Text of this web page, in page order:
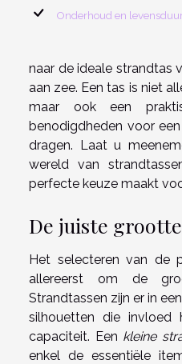
Onderhoud en
naar de ideale strandtas
aan zee. Een tas is niet
maar ook een
benodigdheden voor
dragen. Laat u
wereld van
perfecte keuze maakt
De juiste
Het selecteren van de
allereerst om de
Strandtassen zijn er in
silhouetten die invloed
capaciteit. Een kleine
enkel de essentiële